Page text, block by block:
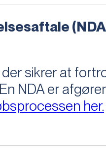
der sikrer at
NDA er
her.